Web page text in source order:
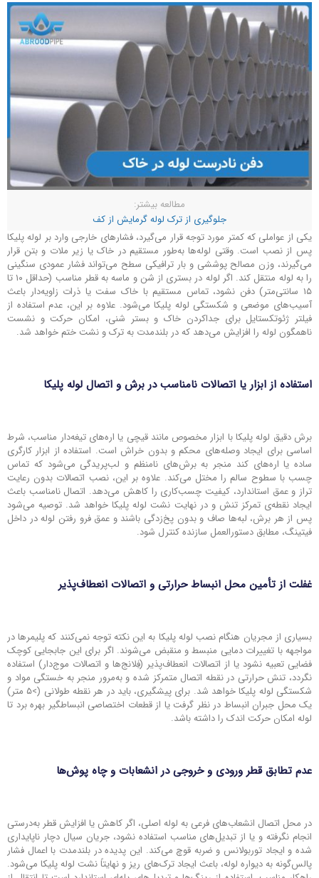
مطالعه بیشتر:
جلوگیری از ترک لوله گرمایش از کف
یکی از عواملی که کمتر مورد توجه قرار می‌گیرد، فشارهای خارجی وارد بر لوله پلیکا
پس از نصب است. وقتی لوله‌ها به‌طور مستقیم در خاک یا زیر ملات و بتن قرار
می‌گیرند، وزن مصالح پوششی و بار ترافیکی سطح می‌تواند فشار عمودی سنگینی
را به لوله منتقل کند. اگر لوله در بستری از شن و ماسه به قطر مناسب (حداقل ۱۰ تا
۱۵ سانتی‌متر) دفن نشود، تماس مستقیم با خاک سفت یا ذرات زاویه‌دار باعث
آسیب‌های موضعی و شکستگی لوله پلیکا می‌شود. علاوه بر این، عدم استفاده از
فیلتر ژئوتکستایل برای جداکردن خاک و بستر شنی، امکان حرکت و نشست
ناهمگون لوله را افزایش می‌دهد که در بلندمدت به ترک و نشت ختم خواهد شد.
استفاده از ابزار یا اتصالات نامناسب در برش و اتصال لوله پلیکا
برش دقیق لوله پلیکا با ابزار مخصوص مانند قیچی یا اره‌های تیغه‌دار مناسب، شرط
اساسی برای ایجاد وصله‌های محکم و بدون خراش است. استفاده از ابزار کارگری
ساده یا اره‌های کند منجر به برش‌های نامنظم و لب‌پریدگی می‌شود که تماس
چسب با سطوح سالم را مختل می‌کند. علاوه بر این، نصب اتصالات بدون رعایت
تراز و عمق استاندارد، کیفیت چسب‌کاری را کاهش می‌دهد. اتصال نامناسب باعث
ایجاد نقطه‌ی تمرکز تنش و در نهایت نشت لوله پلیکا خواهد شد. توصیه می‌شود
پس از هر برش، لبه‌ها صاف و بدون پخ‌زدگی باشند و عمق فرو رفتن لوله در داخل
فیتینگ، مطابق دستورالعمل سازنده کنترل شود.
غفلت از تأمین محل انبساط حرارتی و اتصالات انعطاف‌پذیر
بسیاری از مجریان هنگام نصب لوله پلیکا به این نکته توجه نمی‌کنند که پلیمرها در
مواجهه با تغییرات دمایی منبسط و منقبض می‌شوند. اگر برای این جابجایی کوچک
فضایی تعبیه نشود یا از اتصالات انعطاف‌پذیر (فِلانج‌ها و اتصالات موج‌دار) استفاده
نگردد، تنش حرارتی در نقطه اتصال متمرکز شده و به‌مرور منجر به خستگی مواد و
شکستگی لوله پلیکا خواهد شد. برای پیشگیری، باید در هر نقطه طولانی (>۵ متر)
یک محل جبران انبساط در نظر گرفت یا از قطعات اختصاصی انبساطگیر بهره برد تا
لوله امکان حرکت اندک را داشته باشد.
عدم تطابق قطر ورودی و خروجی در انشعابات و چاه ‌پوش‌ها
در محل اتصال انشعاب‌های فرعی به لوله اصلی، اگر کاهش یا افزایش قطر به‌درستی
انجام نگرفته و یا از تبدیل‌های مناسب استفاده نشود، جریان سیال دچار ناپایداری
شده و ایجاد توربولانس و ضربه قوچ می‌کند. این پدیده در بلندمدت با اعمال فشار
پالس‌گونه به دیواره لوله، باعث ایجاد ترک‌های ریز و نهایتاً نشت لوله پلیکا می‌شود.